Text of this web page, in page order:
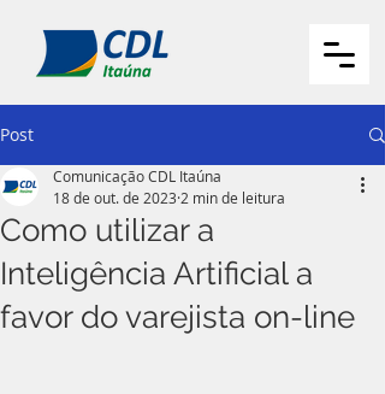
Post
Como utilizar a
Inteligência Artificial a
favor do varejista on-line
Comunicação CDL Itaúna
18 de out. de 2023 2 min de leitura